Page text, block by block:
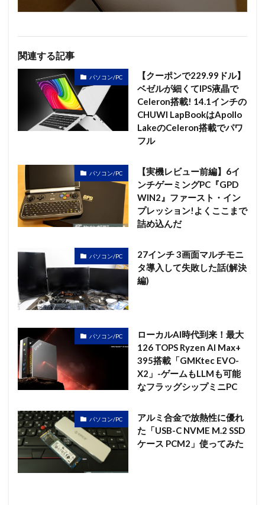
関連する記事
パソコン/PC
【クーポンで229.99ドル】
ベゼルが細くてIPS液晶で
Celeron搭載! 14.1インチの
CHUWI LapBookはApollo
LakeのCeleron搭載でパワ
フル
パソコン/PC
【実機レビュー前編】6イ
ンチゲーミングPC『GPD
WIN2』ファースト・イン
プレッション!よくここまで
詰め込んだ
パソコン/PC
27インチ 3画面マルチモニ
タ導入して失敗した話(解決
編)
パソコン/PC
ローカルAI時代到来！最大
126 TOPS Ryzen AI Max+
395搭載「GMKtec EVO-
X2」-ゲームもLLMも可能
なフラッグシップミニPC
パソコン/PC
アルミ合金で放熱性に優れ
た「USB-C NVME M.2 SSD
ケース PCM2」使ってみた